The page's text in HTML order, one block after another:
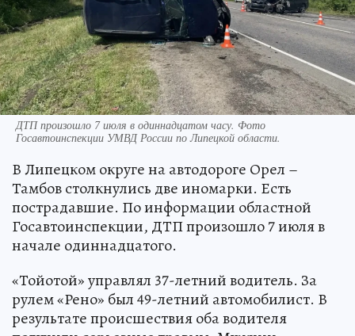
ДТП произошло 7 июля в одиннадцатом часу. Фото
Госавтоинспекции УМВД России по Липецкой области.
В Липецком округе на автодороге Орел –
Тамбов столкнулись две иномарки. Есть
пострадавшие. По информации областной
Госавтоинспекции, ДТП произошло 7 июля в
начале одиннадцатого.
«Тойотой» управлял 37-летний водитель. За
рулем «Рено» был 49-летний автомобилист. В
результате происшествия оба водителя